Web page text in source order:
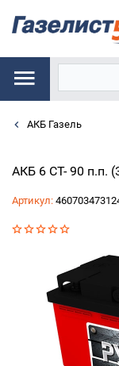
АКБ Газель
АКБ 6 СТ- 90 п.п.
Артикул: